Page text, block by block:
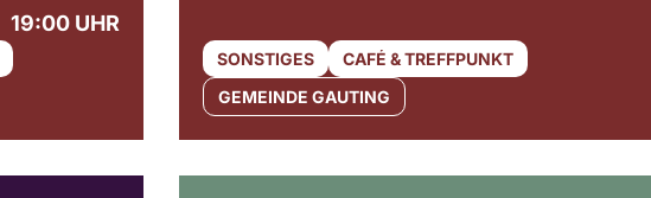
19:00 UHR
SONSTIGES
CAFÉ & TREFFPUNKT
GEMEINDE GAUTING